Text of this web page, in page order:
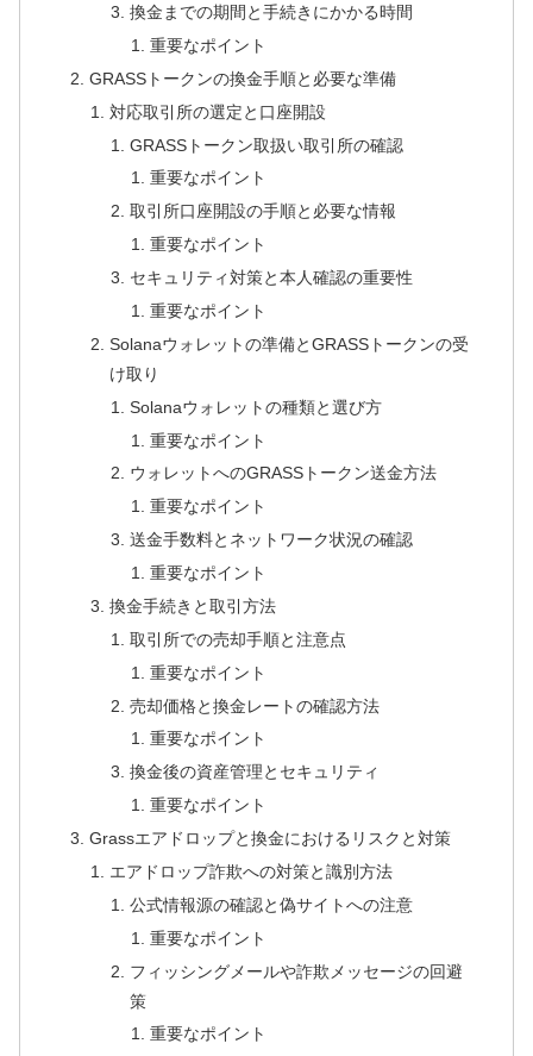
換金までの期間と手続きにかかる時間
重要なポイント
GRASSトークンの換金手順と必要な準備
対応取引所の選定と口座開設
GRASSトークン取扱い取引所の確認
重要なポイント
取引所口座開設の手順と必要な情報
重要なポイント
セキュリティ対策と本人確認の重要性
重要なポイント
Solanaウォレットの準備とGRASSトークンの受
け取り
Solanaウォレットの種類と選び方
重要なポイント
ウォレットへのGRASSトークン送金方法
重要なポイント
送金手数料とネットワーク状況の確認
重要なポイント
換金手続きと取引方法
取引所での売却手順と注意点
重要なポイント
売却価格と換金レートの確認方法
重要なポイント
換金後の資産管理とセキュリティ
重要なポイント
Grassエアドロップと換金におけるリスクと対策
エアドロップ詐欺への対策と識別方法
公式情報源の確認と偽サイトへの注意
重要なポイント
フィッシングメールや詐欺メッセージの回避
策
重要なポイント